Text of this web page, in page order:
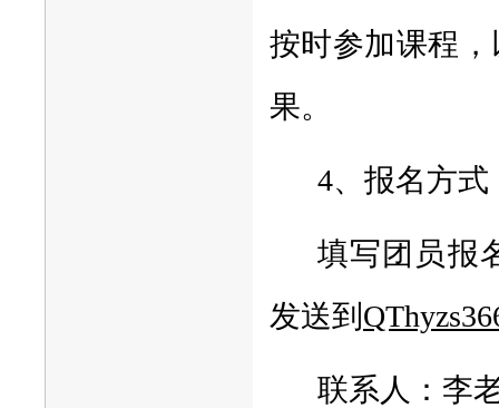
按时参加课程
果。
4、报名方式
填写团员报
发送到
联系人：李